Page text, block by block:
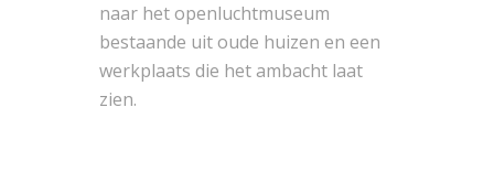
naar het openluchtmuseum
bestaande uit oude huizen en een
werkplaats die het ambacht laat
zien.